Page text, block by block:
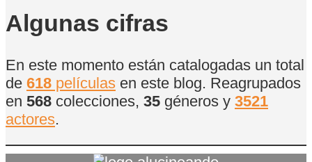
Películas
Algunas cifras
En este momento están catalogadas un total
de 618 películas en este blog. Reagrupados
en 568 colecciones, 35 géneros y 3521
actores.